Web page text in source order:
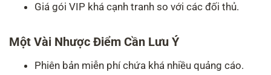
Giá gói VIP khá cạnh tranh so với các đối thủ.
Một Vài Nhược Điểm Cần Lưu Ý
Phiên bản miễn phí chứa khá nhiều quảng cáo.